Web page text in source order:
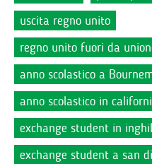
uscita regno unito
regno unito fuori da
anno scolastico a
anno scolastico in
exchange student in
exchange student a san